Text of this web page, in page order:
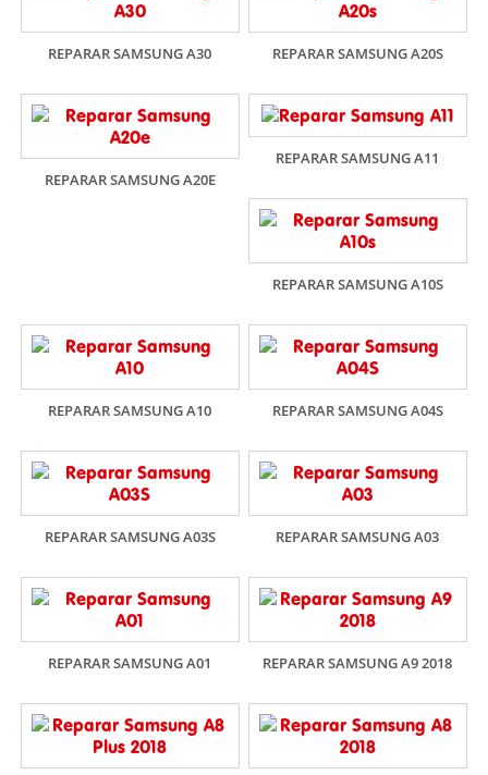
REPARAR SAMSUNG A30 REPARAR SAMSUNG A20S
REPARAR SAMSUNG A20E
REPARAR SAMSUNG A11
REPARAR SAMSUNG A10S
REPARAR SAMSUNG A10 REPARAR SAMSUNG A04S
REPARAR SAMSUNG A03S REPARAR SAMSUNG A03
REPARAR SAMSUNG A01 REPARAR SAMSUNG A9 2018